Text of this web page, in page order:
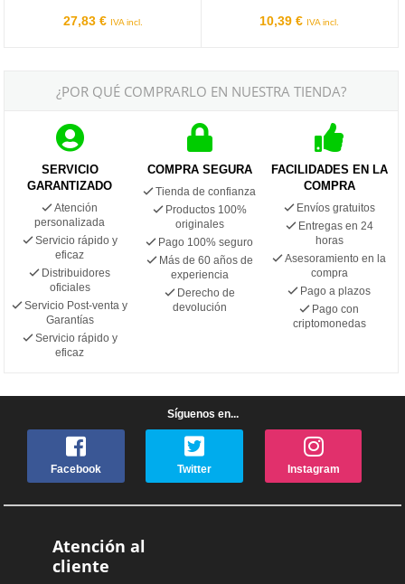
27,83 € IVA incl. 10,39 € IVA incl.
¿POR QUÉ COMPRARLO EN NUESTRA TIENDA?
SERVICIO
GARANTIZADO
Atención
personalizada
Servicio rápido y
eficaz
Distribuidores
oficiales
Servicio Post-venta y
Garantías
Servicio rápido y
eficaz
COMPRA SEGURA
Tienda de confianza
Productos 100%
originales
Pago 100% seguro
Más de 60 años de
experiencia
Derecho de
devolución
FACILIDADES EN LA
COMPRA
Envíos gratuitos
Entregas en 24
horas
Asesoramiento en la
compra
Pago a plazos
Pago con
criptomonedas
Síguenos en...
Facebook Twitter Instagram
Atención al
cliente